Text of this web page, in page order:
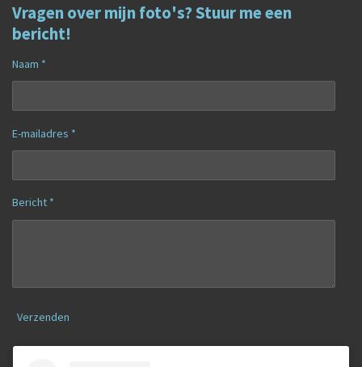
Vragen over mijn foto's? Stuur me een
bericht!
Naam *
E-mailadres *
Bericht *
Verzenden